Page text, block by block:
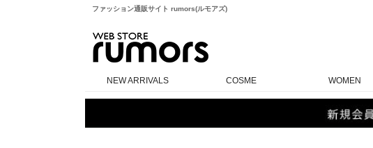
ファッション通販サイト rumors(ルモアズ)
NEW ARRIVALS COSME WOMEN